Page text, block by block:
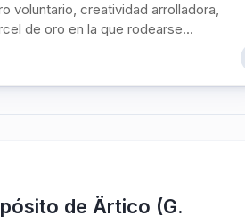
voluntario, creatividad arrolladora,
de oro en la que rodearse...
de Ärtico (G.